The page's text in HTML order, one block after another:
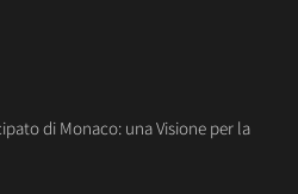
di Monaco: una Visione per la